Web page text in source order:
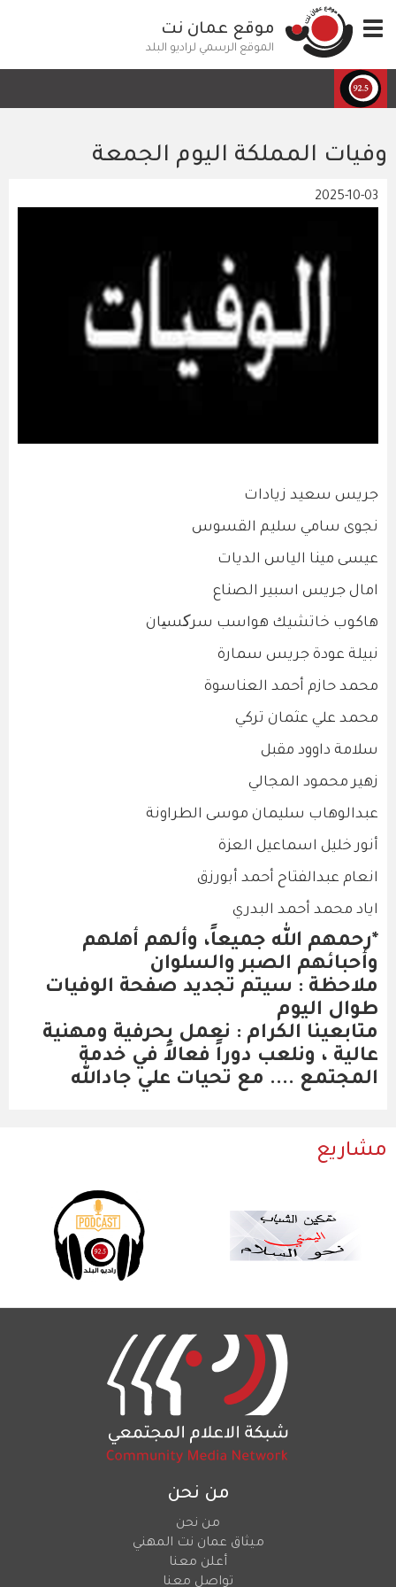
إلى
المحتوى
الرئيسي
Toggle
navigation
موقع عمان نت
الموقع الرسمي لراديو البلد
وفيات المملكة اليوم الجمعة
2025-10-03
جريس سعيد زيادات
نجوى سامي سليم القسوس
عيسى مينا الياس الديات
امال جريس اسبير الصناع
هاكوب خاتشيك هواسب سرکسیان
نبيلة عودة جريس سمارة
محمد حازم أحمد العناسوة
محمد علي عثمان تركي
سلامة داوود مقبل
زهير محمود المجالي
عبدالوهاب سليمان موسى الطراونة
أنور خليل اسماعيل العزة
انعام عبدالفتاح أحمد أبورزق
اياد محمد أحمد البدري
*رحمهم الله جميعاً، وألهم أهلهم
وأحبائهم الصبر والسلوان
ملاحظة : سيتم تجديد صفحة الوفيات
طوال اليوم
متابعينا الكرام : نعمل بحرفية ومهنية
عالية ، ونلعب دوراً فعالاً في خدمة
المجتمع .... مع تحيات علي جادالله
مشاريع
من نحن
من نحن
ميثاق عمان نت المهني
أعلن معنا
تواصل معنا